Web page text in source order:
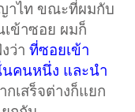
าไท ขณะที่ผมกับ
ข้าซอย ผมก็
ว่าที่ซอยเข้า
คนหนึ่ง และนำ
เสร็จต่างก็แยก